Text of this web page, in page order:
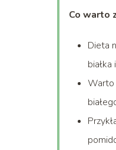
Co warto
Dieta
Warto